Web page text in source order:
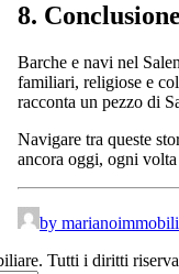
8.
Barche e navi nel
familiari, religiose e
racconta un pezzo di
Navigare tra queste
ancora oggi, ogni
by marianoimmobili
Tutti i diritti